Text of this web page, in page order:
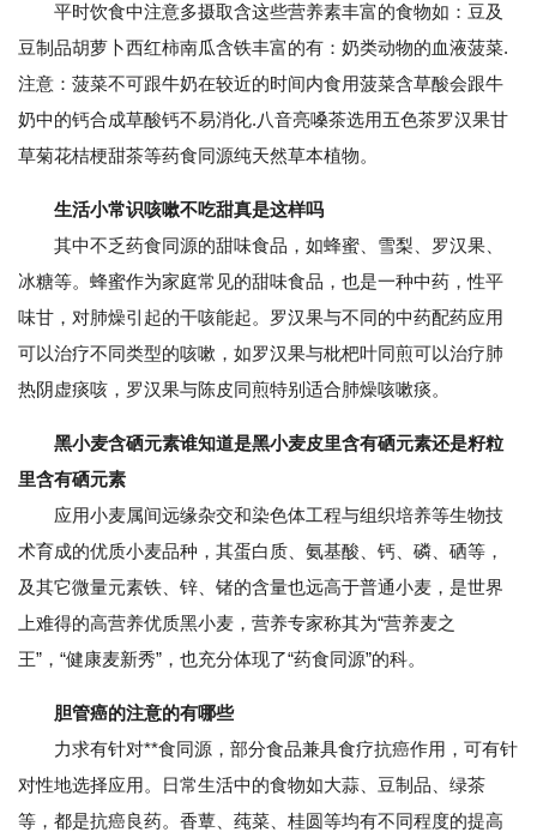
平时饮食中注意多摄取含这些营养素丰富的食物如：豆及
豆制品胡萝卜西红柿南瓜含铁丰富的有：奶类动物的血液菠菜.
注意：菠菜不可跟牛奶在较近的时间内食用菠菜含草酸会跟牛
奶中的钙合成草酸钙不易消化.八音亮嗓茶选用五色茶罗汉果甘
草菊花桔梗甜茶等药食同源纯天然草本植物。
生活小常识咳嗽不吃甜真是这样吗
其中不乏药食同源的甜味食品，如蜂蜜、雪梨、罗汉果、
冰糖等。蜂蜜作为家庭常见的甜味食品，也是一种中药，性平
味甘，对肺燥引起的干咳能起。罗汉果与不同的中药配药应用
可以治疗不同类型的咳嗽，如罗汉果与枇杷叶同煎可以治疗肺
热阴虚痰咳，罗汉果与陈皮同煎特别适合肺燥咳嗽痰。
黑小麦含硒元素谁知道是黑小麦皮里含有硒元素还是籽粒
里含有硒元素
应用小麦属间远缘杂交和染色体工程与组织培养等生物技
术育成的优质小麦品种，其蛋白质、氨基酸、钙、磷、硒等，
及其它微量元素铁、锌、锗的含量也远高于普通小麦，是世界
上难得的高营养优质黑小麦，营养专家称其为“营养麦之
王”，“健康麦新秀”，也充分体现了“药食同源”的科。
胆管癌的注意的有哪些
力求有针对**食同源，部分食品兼具食疗抗癌作用，可有针
对性地选择应用。日常生活中的食物如大蒜、豆制品、绿茶
等，都是抗癌良药。香蕈、莼菜、桂圆等均有不同程度的提高